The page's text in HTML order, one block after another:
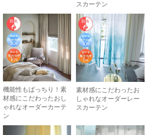
スカーテン
機能性もばっちり！素
材感にこだわったおし
ゃれなオーダーカーテ
ン
素材感にこだわったお
しゃれなオーダーレー
スカーテン